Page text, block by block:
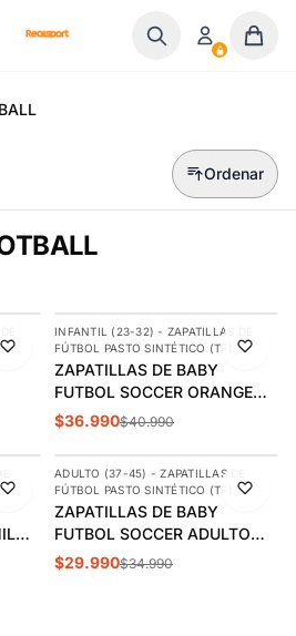
Ordenar
-10%
INFANTIL (23-32) - ZAPATILLAS DE
FÚTBOL PASTO SINTÉTICO (TF)
ZAPATILLAS DE BABY
FUTBOL SOCCER ORANGE
INFANTIL BS4-0
$36.990$40.990
-14%
AGREGAR
ADULTO (37-45) - ZAPATILLAS DE
FÚTBOL PASTO SINTÉTICO (TF)
ZAPATILLAS DE BABY
FUTBOL SOCCER ADULTO
BS20-1
$29.990$34.990